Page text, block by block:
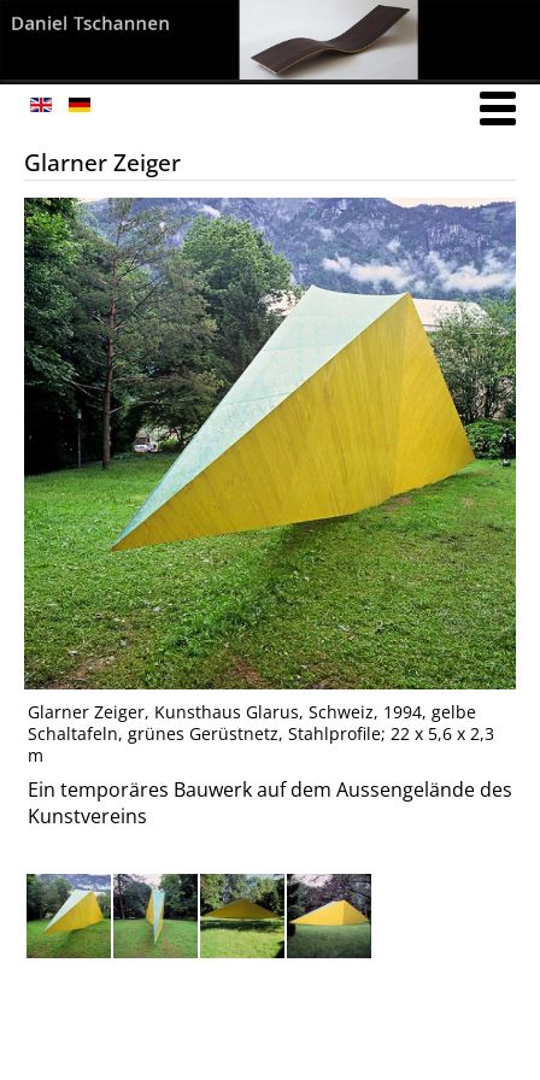
Glarner Zeiger
Glarner Zeiger, Kunsthaus Glarus, Schweiz, 1994, gelbe
Schaltafeln, grünes Gerüstnetz, Stahlprofile; 22 x 5,6 x 2,3
m
Ein temporäres Bauwerk auf dem Aussengelände des
Kunstvereins